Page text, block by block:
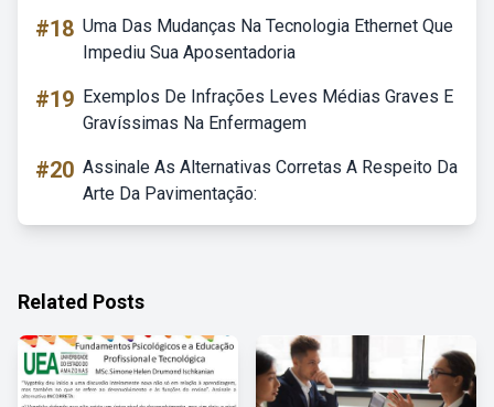
#18 Uma Das Mudanças Na Tecnologia Ethernet Que
Impediu Sua Aposentadoria
#19 Exemplos De Infrações Leves Médias Graves E
Gravíssimas Na Enfermagem
#20 Assinale As Alternativas Corretas A Respeito Da
Arte Da Pavimentação:
Related Posts